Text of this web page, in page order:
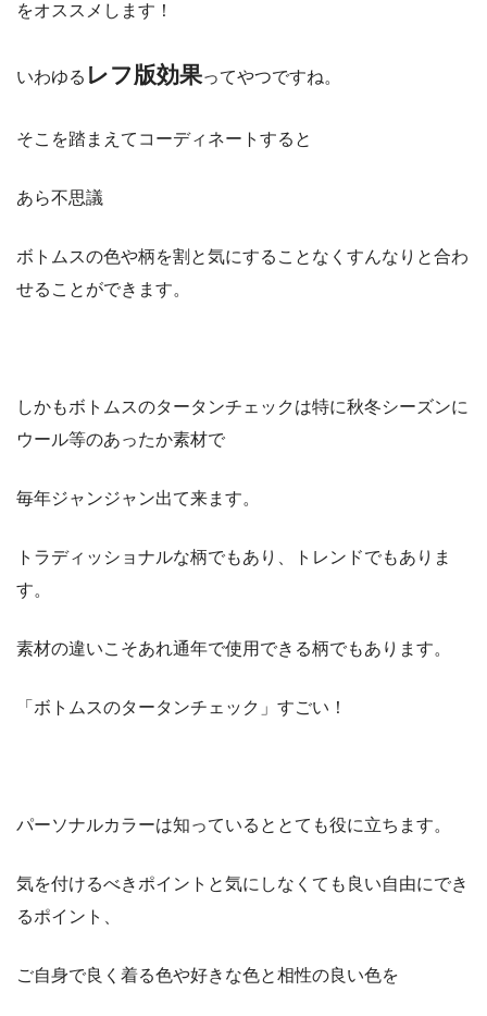
をオススメします！
いわゆる レフ版効果ってやつですね。
そこを踏まえてコーディネートすると
あら不思議
ボトムスの色や柄を割と気にすることなくすんなりと合わ
せることができます。
しかもボトムスのタータンチェックは特に秋冬シーズンに
ウール等のあったか素材で
毎年ジャンジャン出て来ます。
トラディッショナルな柄でもあり、トレンドでもありま
す。
素材の違いこそあれ通年で使用できる柄でもあります。
「ボトムスのタータンチェック」すごい！
パーソナルカラーは知っているととても役に立ちます。
気を付けるべきポイントと気にしなくても良い自由にでき
るポイント、
ご自身で良く着る色や好きな色と相性の良い色を